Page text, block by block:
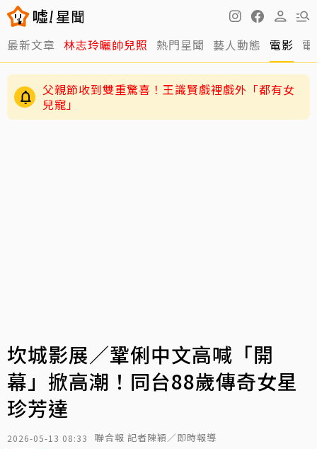
最新文章 林志玲曬帥兒照 熱門星聞 藝人動態 電影
父親節收到雙重驚喜！王識賢戲裡戲外「都有女
兒寵」
坎城影展／鞏俐中文高喊「開
幕」掀高潮！同台88歲傳奇女星
珍芳達
2026-05-13 08:33 聯合報 記者陳穎／即時報導